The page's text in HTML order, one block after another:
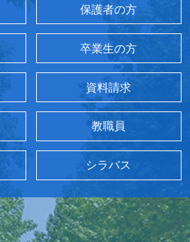
保護者の方
卒業生の方
資料請求
教職員
シラバス